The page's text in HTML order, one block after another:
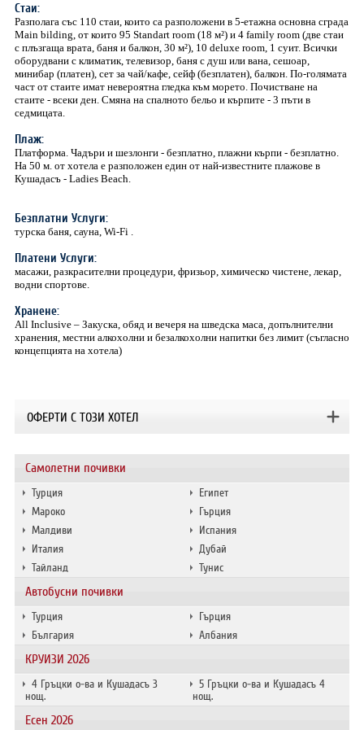
Самолетни почивки
Турция
Египет
Мароко
Гърция
Малдиви
Испания
Италия
Дубай
Тайланд
Тунис
Автобусни почивки
Турция
Гърция
България
Албания
КРУИЗИ 2026
4 Гръцки о-ва и Кушадасъ 3
нощ.
5 Гръцки о-ва и Кушадасъ 4
нощ.
Есен 2026
Стаи:
Разполага със 110 стаи, които са разположени в 5-етажна основна сграда
Main bilding, от които 95 Standart room (18 м²) и 4 family room (две стаи
с плъзгаща врата, баня и балкон, 30 м²), 10 deluxe room, 1 суит. Всички
оборудвани с климатик, телевизор, баня с душ или вана, сешоар,
минибар (платен), сет за чай/кафе, сейф (безплатен), балкон. По-голямата
част от стаите имат невeроятна гледка към морето. Почистване на
стаите - всеки ден. Смяна на спалното бельо и кърпите - 3 пъти в
седмицата.
Плаж:
Платформа. Чадъри и шезлонги - безплатно, плажни кърпи - безплатно.
На 50 м. от хотела е разположен един от най-известните плажове в
Кушадасъ - Ladies Beach.
Безплатни Услуги:
турска баня, сауна, Wi-Fi .
Платени Услуги:
масажи, разкрасителни процедури, фризьор, химическо чистене, лекар,
водни спортове.
Хранене:
All Inclusive – Закуска, обяд и вечеря на шведска маса, допълнителни
хранения, местни алкохолни и безалкохолни напитки без лимит (съгласно
концепцията на хотела)
OФЕРТИ С ТОЗИ ХОТЕЛ